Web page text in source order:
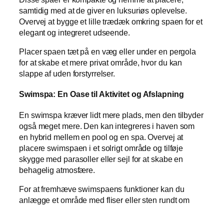
samtidig med at de giver en luksuriøs oplevelse.
Overvej at bygge et lille trædæk omkring spaen for et
elegant og integreret udseende.
Placer spaen tæt på en væg eller under en pergola
for at skabe et mere privat område, hvor du kan
slappe af uden forstyrrelser.
Swimspa: En Oase til Aktivitet og Afslapning
En swimspa kræver lidt mere plads, men den tilbyder
også meget mere. Den kan integreres i haven som
en hybrid mellem en pool og en spa. Overvej at
placere swimspaen i et solrigt område og tilføje
skygge med parasoller eller sejl for at skabe en
behagelig atmosfære.
For at fremhæve swimspaens funktioner kan du
anlægge et område med fliser eller sten rundt om